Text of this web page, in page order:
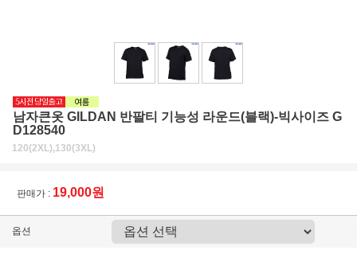
남자큰옷 GILDAN 반팔티 기능성 라운드(블랙)-빅사이즈 G
D128540
120(2XL),130(3XL)
판매가 : 19,000원
옵션